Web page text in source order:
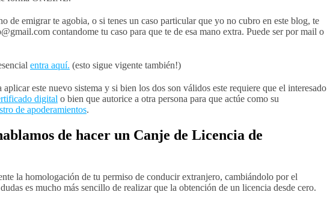
de emigrar te agobia, o si tenes un caso particular que yo no cubro en este blog, te
contandome tu caso para que te de esa mano extra. Puede ser por mail o
entra aquí. (esto sigue vigente también!)
este nuevo sistema y si bien los dos son válidos este requiere que el interesado
digital o bien que autorice a otra persona para que actúe como su
de apoderamientos.
de hacer un Canje de Licencia de
la homologación de tu permiso de conducir extranjero, cambiándolo por el
es mucho más sencillo de realizar que la obtención de un licencia desde cero.